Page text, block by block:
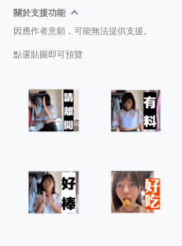
關於支援功能
因應作者意願，可能無法提供支援。
點選貼圖即可預覽